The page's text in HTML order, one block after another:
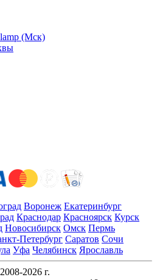
(Мск)
Воронеж Екатеринбург
Краснодар Красноярск Курск
Новосибирск Омск Пермь
Петербург Саратов Сочи
Уфа Челябинск Ярославль
2026 г.